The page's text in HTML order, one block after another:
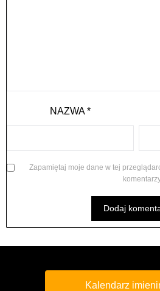
NAZWA*
Zapamiętaj moje dane w tej
Kalendarz